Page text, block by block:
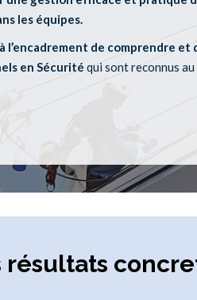
les équipes.
l’encadrement de comprendre et
en Sécurité qui sont reconnus
résultats